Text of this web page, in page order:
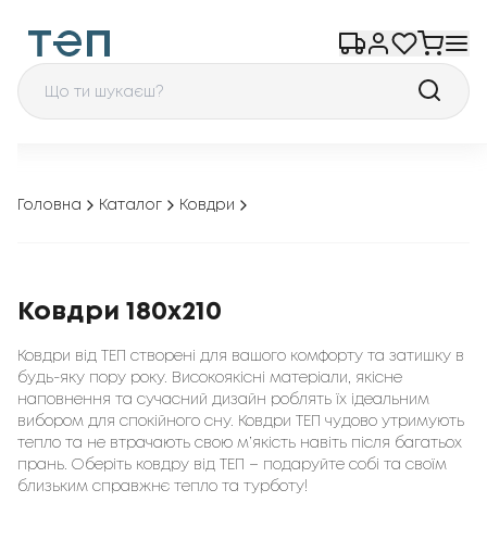
Головна Каталог Ковдри
Ковдри 180x210
Ковдри від ТЕП створені для вашого комфорту та затишку в
будь-яку пору року. Високоякісні матеріали, якісне
наповнення та сучасний дизайн роблять їх ідеальним
вибором для спокійного сну. Ковдри ТЕП чудово утримують
тепло та не втрачають свою м’якість навіть після багатьох
прань. Оберіть ковдру від ТЕП – подаруйте собі та своїм
близьким справжнє тепло та турботу!